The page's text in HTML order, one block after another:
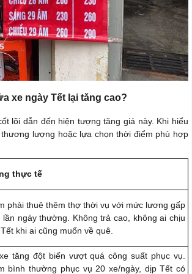
xe ngày Tết lại tăng cao?
lõi dẫn đến hiện tượng tăng giá này. Khi hiểu
lượng hoặc lựa chọn thời điểm phù hợp
thực tế
phải thuê thêm thợ thời vụ với mức lương gấp
lần ngày thường. Không trả cao, không ai chịu
khi ai cũng muốn về quê.
tăng đột biến vượt quá công suất phục vụ.
bình thường phục vụ 20 xe/ngày, dịp Tết có